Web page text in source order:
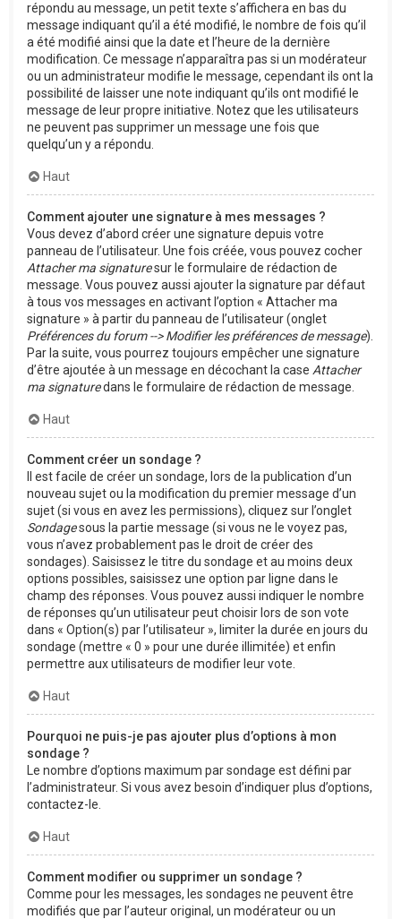
répondu au message, un petit texte s’affichera en bas du
message indiquant qu’il a été modifié, le nombre de fois qu’il
a été modifié ainsi que la date et l’heure de la dernière
modification. Ce message n’apparaîtra pas si un modérateur
ou un administrateur modifie le message, cependant ils ont la
possibilité de laisser une note indiquant qu’ils ont modifié le
message de leur propre initiative. Notez que les utilisateurs
ne peuvent pas supprimer un message une fois que
quelqu’un y a répondu.
Haut
Comment ajouter une signature à mes messages ?
Vous devez d’abord créer une signature depuis votre
panneau de l’utilisateur. Une fois créée, vous pouvez cocher
Attacher ma signaturesur le formulaire de rédaction de
message. Vous pouvez aussi ajouter la signature par défaut
à tous vos messages en activant l’option « Attacher ma
signature » à partir du panneau de l’utilisateur (onglet
Préférences du forum --> Modifier les préférences de message).
Par la suite, vous pourrez toujours empêcher une signature
d’être ajoutée à un message en décochant la case Attacher
ma signaturedans le formulaire de rédaction de message.
Haut
Comment créer un sondage ?
Il est facile de créer un sondage, lors de la publication d’un
nouveau sujet ou la modification du premier message d’un
sujet (si vous en avez les permissions), cliquez sur l’onglet
Sondagesous la partie message (si vous ne le voyez pas,
vous n’avez probablement pas le droit de créer des
sondages). Saisissez le titre du sondage et au moins deux
options possibles, saisissez une option par ligne dans le
champ des réponses. Vous pouvez aussi indiquer le nombre
de réponses qu’un utilisateur peut choisir lors de son vote
dans « Option(s) par l’utilisateur », limiter la durée en jours du
sondage (mettre « 0 » pour une durée illimitée) et enfin
permettre aux utilisateurs de modifier leur vote.
Haut
Pourquoi ne puis-je pas ajouter plus d’options à mon
sondage ?
Le nombre d’options maximum par sondage est défini par
l’administrateur. Si vous avez besoin d’indiquer plus d’options,
contactez-le.
Haut
Comment modifier ou supprimer un sondage ?
Comme pour les messages, les sondages ne peuvent être
modifiés que par l’auteur original, un modérateur ou un